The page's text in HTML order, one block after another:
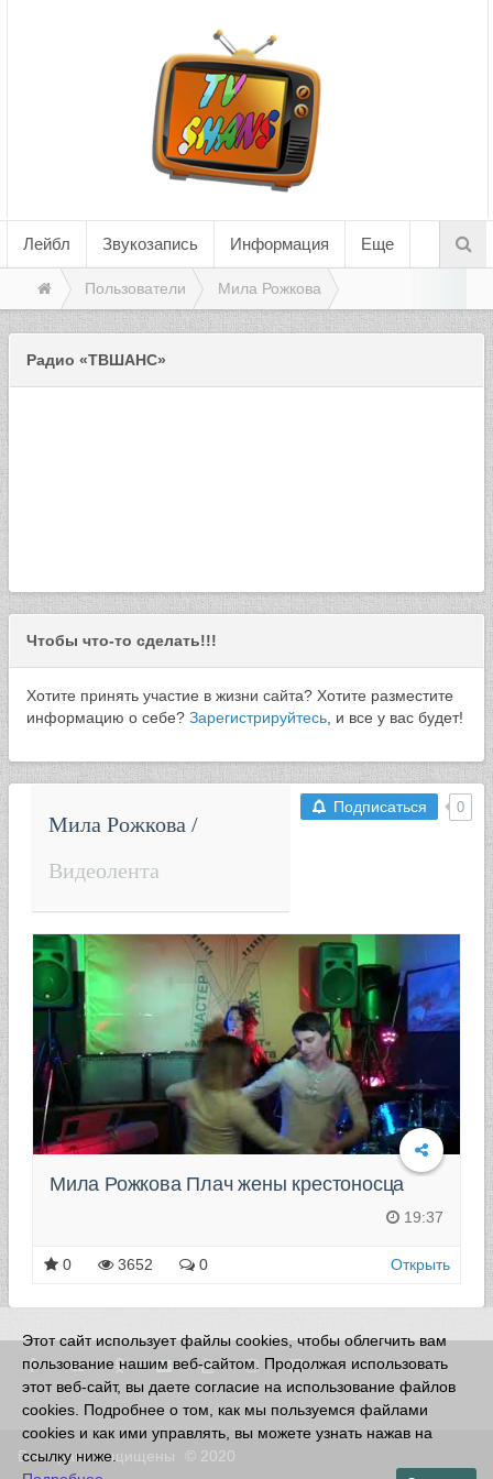
Лейбл Звукозапись Информация Еще
Пользователи Мила Рожкова
Радио «ТВШАНС»
Чтобы что-то сделать!!!
Хотите принять участие в жизни сайта? Хотите разместите
информацию о себе? Зарегистрируйтесь , и все у вас будет!
Подписаться 0
Мила Рожкова /
Видеолента
Мила Рожкова Плач жены крестоносца
19:37
0 3652 0 Открыть
Все права защищены © 2020
Этот сайт использует файлы cookies, чтобы облегчить вам
пользование нашим веб-сайтом. Продолжая использовать
этот веб-сайт, вы даете согласие на использование файлов
cookies. Подробнее о том, как мы пользуемся файлами
cookies и как ими управлять, вы можете узнать нажав на
ссылку ниже.